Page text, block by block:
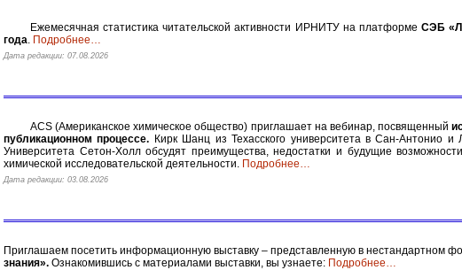
Ежемесячная статистика читательской активности ИРНИТУ на платформе СЭБ
года. Подробнее…
Дата редакции: 07.08.2026
ACS (Американское химическое общество) приглашает на вебинар, посвященный
публикационном процессе. Кирк Шанц из Техасского университета в Сан-Антонио и
Университета Сетон-Холл обсудят преимущества, недостатки и будущие
химической исследовательской деятельности. Подробнее…
Дата редакции: 03.08.2026
Приглашаем посетить информационную выставку – представленную в нестандартном
знания». Ознакомившись с материалами выставки, вы узнаете: Подробнее…